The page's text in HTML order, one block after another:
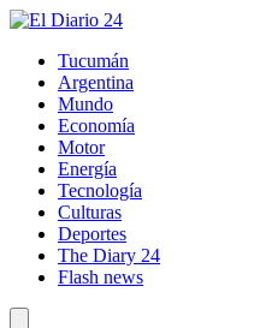
Tucumán
Argentina
Mundo
Economía
Motor
Energía
Tecnología
Culturas
Deportes
The Diary 24
Flash news